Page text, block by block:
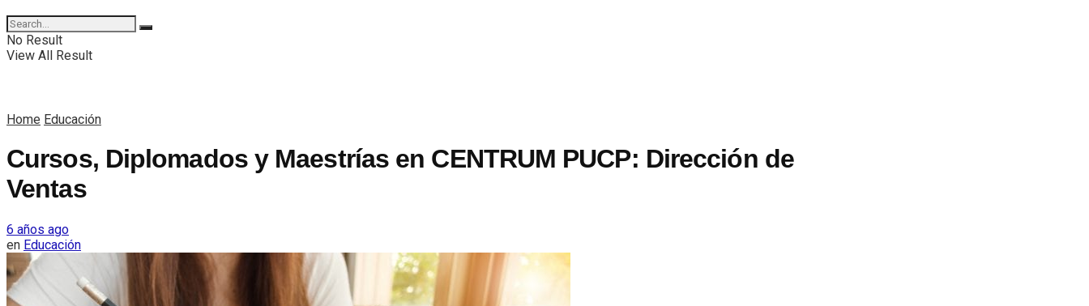
No Result
View All Result
Home Educación
Cursos, Diplomados y Maestrías en CENTRUM PUCP: Dirección de
Ventas
6 años ago
en Educación